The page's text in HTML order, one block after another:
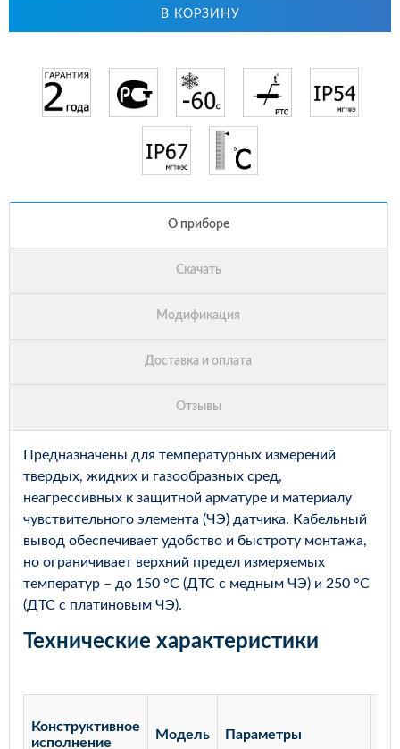
В КОРЗИНУ
Предназначены для температурных измерений
твердых, жидких и газообразных сред,
неагрессивных к защитной арматуре и материалу
чувствительного элемента (ЧЭ) датчика. Кабельный
вывод обеспечивает удобство и быстроту монтажа,
но ограничивает верхний предел измеряемых
температур – до 150 °С (ДТС с медным ЧЭ) и 250 °С
(ДТС с платиновым ЧЭ).
Технические характеристики
Конструктивное
исполнение
Модель Параметры